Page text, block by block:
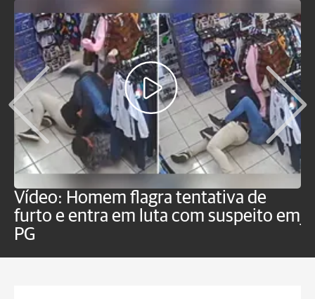
Vídeo: Homem flagra tentativa de
furto e entra em luta com suspeito em
PG